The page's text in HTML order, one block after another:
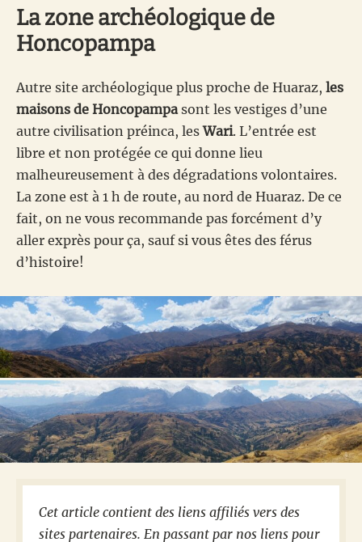
La zone archéologique de
Honcopampa
Autre site archéologique plus proche de Huaraz, les
maisons de Honcopampasont les vestiges d’une
autre civilisation préinca, lesWari. L’entrée est
libre et non protégée ce qui donne lieu
malheureusement à des dégradations volontaires.
La zone est à 1 h de route, au nord de Huaraz. De ce
fait, on ne vous recommande pas forcément d’y
aller exprès pour ça, sauf si vous êtes des férus
d’histoire!
Cet article contient des liens affiliés vers des
sites partenaires. En passant par nos liens pour